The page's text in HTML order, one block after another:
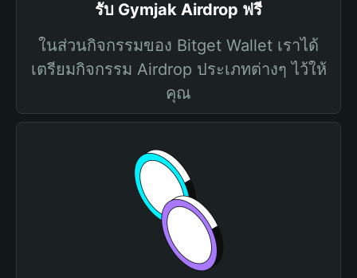
รับ Gymjak Airdrop ฟรี
ในส่วนกิจกรรมของ Bitget Wallet เราได้
เตรียมกิจกรรม Airdrop ประเภทต่างๆ ไว้ให้
คุณ